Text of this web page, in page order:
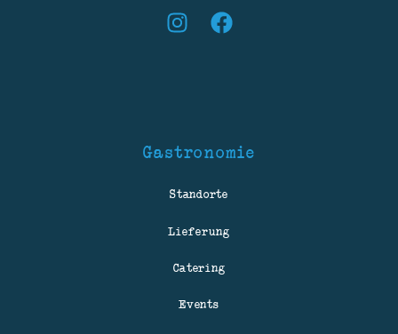
Gastronomie
Standorte
Lieferung
Catering
Events